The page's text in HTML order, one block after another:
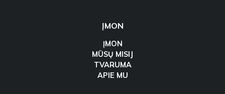
ĮMON
ĮMON
MŪSŲ MISIJ
TVARUMA
APIE MU